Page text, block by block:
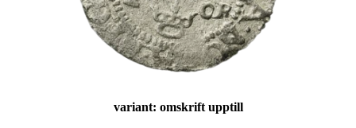
variant: omskrift upptill